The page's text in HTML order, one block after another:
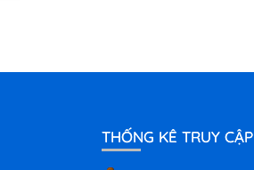
THỐNG KÊ TRUY CẬP